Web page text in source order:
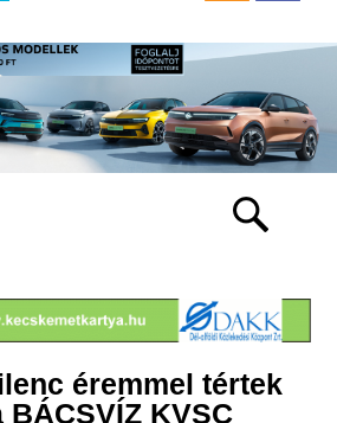
éremmel tértek
BÁCSVÍZ KVSC